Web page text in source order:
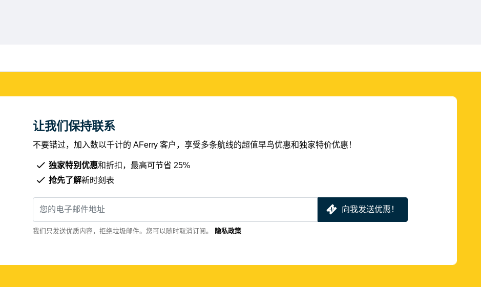
让我们保持联系
不要错过，加入数以千计的 AFerry 客户，享受多条航线的超值早鸟优惠和独家特价优惠！
独家特别优惠和折扣，最高可节省 25%
抢先了解新时刻表
向我发送优惠！
我们只发送优质内容，拒绝垃圾邮件。您可以随时取消订阅。 隐私政策